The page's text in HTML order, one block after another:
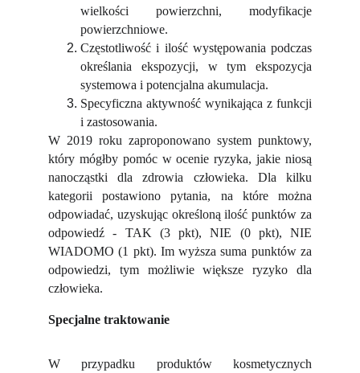
wielkości powierzchni, modyfikacje
powierzchniowe.
Częstotliwość i ilość występowania podczas
określania ekspozycji, w tym ekspozycja
systemowa i potencjalna akumulacja.
Specyficzna aktywność wynikająca z funkcji
i zastosowania.
W 2019 roku zaproponowano system punktowy,
który mógłby pomóc w ocenie ryzyka, jakie niosą
nanocząstki dla zdrowia człowieka. Dla kilku
kategorii postawiono pytania, na które można
odpowiadać, uzyskując określoną ilość punktów za
odpowiedź - TAK (3 pkt), NIE (0 pkt), NIE
WIADOMO (1 pkt). Im wyższa suma punktów za
odpowiedzi, tym możliwie większe ryzyko dla
człowieka.
Specjalne traktowanie
W przypadku produktów kosmetycznych